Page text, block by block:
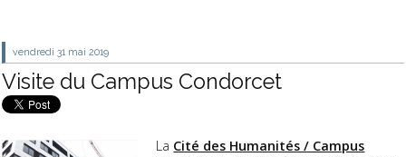
vendredi 31 mai 2019
Visite du Campus Condorcet
La Cité des Humanités / Campus